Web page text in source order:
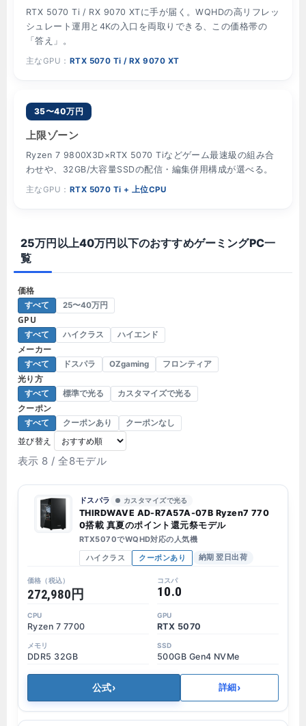
RTX 5070 Ti / RX 9070 XTに手が届く。WQHDの高リフレッ
シュレート運用と4Kの入口を両取りできる、この価格帯の
「答え」。
主なGPU： RTX 5070 Ti / RX 9070 XT
35〜40万円
上限ゾーン
Ryzen 7 9800X3D×RTX 5070 Tiなどゲーム最速級の組み合
わせや、32GB/大容量SSDの配信・編集併用構成が選べる。
主なGPU： RTX 5070 Ti + 上位CPU
25万円以上40万円以下のおすすめゲーミングPC一
覧
価格
すべて 25〜40万円
GPU
すべて ハイクラス ハイエンド
メーカー
すべて ドスパラ OZgaming フロンティア
光り方
すべて 標準で光る カスタマイズで光る
クーポン
すべて クーポンあり クーポンなし
並び替え
表示 8 / 全8モデル
ドスパラ カスタマイズで光る
THIRDWAVE AD-R7A57A-07B Ryzen7 770
0搭載 真夏のポイント還元祭モデル
RTX5070でWQHD対応の人気機
ハイクラス
クーポンあり 納期 翌日出荷
公式› 詳細›
272,980円 10.0
Ryzen 7 7700 RTX 5070
DDR5 32GB 500GB Gen4 NVMe